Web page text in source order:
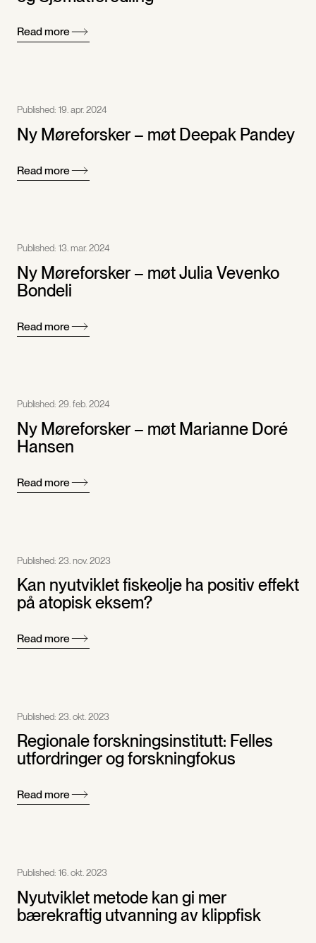
Read more
Published: 19. apr. 2024
Ny Møreforsker – møt Deepak Pandey
Read more
Published: 13. mar. 2024
Ny Møreforsker – møt Julia Vevenko
Bondeli
Read more
Published: 29. feb. 2024
Ny Møreforsker – møt Marianne Doré
Hansen
Read more
Published: 23. nov. 2023
Kan nyutviklet fiskeolje ha positiv effekt
på atopisk eksem?
Read more
Published: 23. okt. 2023
Regionale forskningsinstitutt: Felles
utfordringer og forskningfokus
Read more
Published: 16. okt. 2023
Nyutviklet metode kan gi mer
bærekraftig utvanning av klippfisk